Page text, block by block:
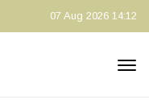
07 Aug 2026 14:12